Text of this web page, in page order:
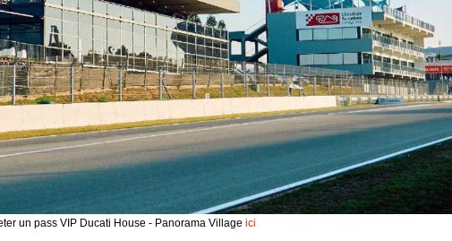
un pass VIP Ducati House - Panorama Village ici